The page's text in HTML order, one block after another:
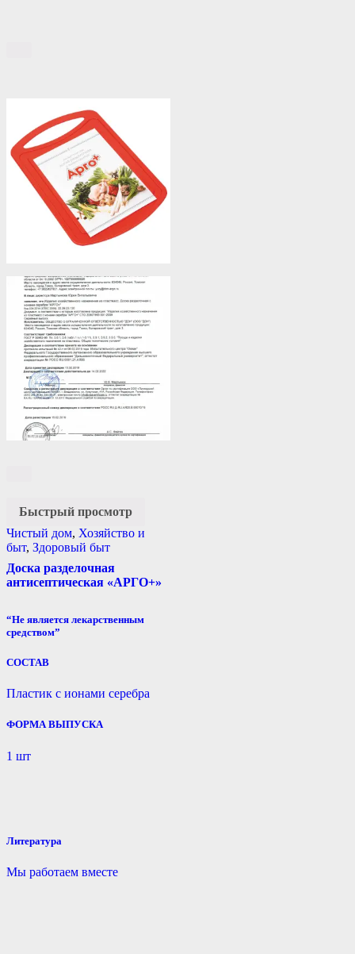
Быстрый просмотр
Чистый дом, Хозяйство и
быт, Здоровый быт
Доска разделочная
антисептическая «АРГО+»
“Не является лекарственным
средством”
СОСТАВ
Пластик с ионами серебра
ФОРМА ВЫПУСКА
1 шт
Литература
Мы работаем вместе